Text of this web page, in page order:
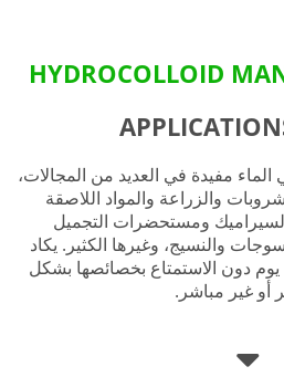
HYDROCOLLOID
الماء مفيدة في العديد من المجالات،
والزراعة والمواد اللاصقة
ومستحضرات التجميل
والنسيج، وغيرها الكثير. يكاد
دون الاستمتاع بخصائصها بشكل
أو غير مباشر.